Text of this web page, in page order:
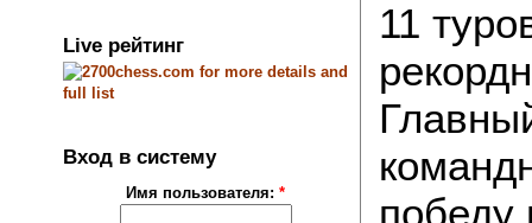
Live рейтинг
Вход в систему
Имя пользователя:*
11
победу